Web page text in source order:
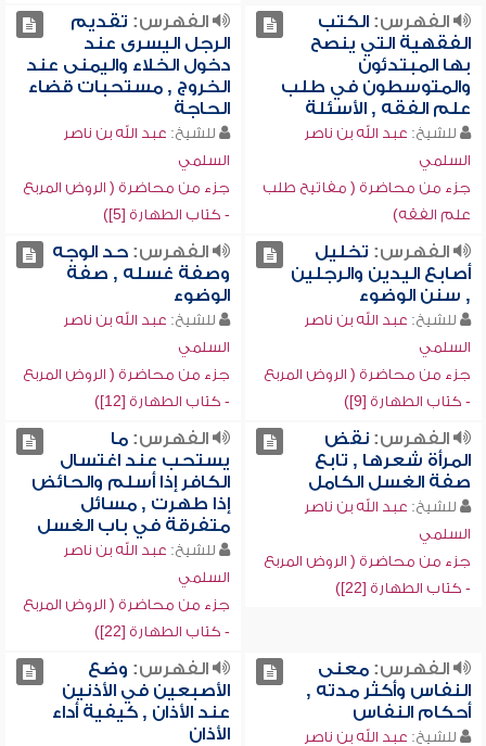
الفهرس:الكتب
الفقهية التي ينصح
بها المبتدئون
والمتوسطون في طلب
علم الفقه , الأسئلة
للشيخ: عبد الله بن ناصر
السلمي
جزء من محاضرة ( مفاتيح طلب
علم الفقه)
الفهرس: تقديم
الرجل اليسرى عند
دخول الخلاء واليمنى عند
الخروج , مستحبات قضاء
الحاجة
للشيخ: عبد الله بن ناصر
السلمي
جزء من محاضرة ( الروض المربع
- كتاب الطهارة [5])
الفهرس: تخليل
أصابع اليدين والرجلين
, سنن الوضوء
للشيخ: عبد الله بن ناصر
السلمي
جزء من محاضرة ( الروض المربع
- كتاب الطهارة [9])
الفهرس:حد الوجه
وصفة غسله , صفة
الوضوء
للشيخ: عبد الله بن ناصر
السلمي
جزء من محاضرة ( الروض المربع
- كتاب الطهارة [12])
الفهرس:نقض
المرأة شعرها , تابع
صفة الغسل الكامل
للشيخ: عبد الله بن ناصر
السلمي
جزء من محاضرة ( الروض المربع
- كتاب الطهارة [22])
الفهرس:ما
يستحب عند اغتسال
الكافر إذا أسلم والحائض
إذا طهرت , مسائل
متفرقة في باب الغسل
للشيخ: عبد الله بن ناصر
السلمي
جزء من محاضرة ( الروض المربع
- كتاب الطهارة [22])
الفهرس:معنى
النفاس وأكثر مدته ,
أحكام النفاس
للشيخ: عبد الله بن ناصر
الفهرس: وضع
الأصبعين في الأذنين
عند الأذان , كيفية أداء
الأذان